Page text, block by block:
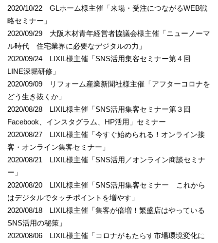
2020/10/22 GLホーム様主催「来場・受注につながるWEB戦
略セミナー」
2020/09/29 大阪木材青年経営者協議会様主催「ニューノーマ
ル時代 住宅業界に必要なデジタルの力」
2020/09/24 LIXIL様主催「SNS活用集客セミナー第４回
LINE深堀研修」
2020/09/09 リフォーム産業新聞社様主催「アフターコロナを
どう生き抜くか」
2020/08/28 LIXIL様主催「SNS活用集客セミナー第３回
Facebook、インスタグラム、HP活用」セミナー
2020/08/27 LIXIL様主催「今すぐ始められる！オンライン接
客・オンライン集客セミナー」
2020/08/21 LIXIL様主催「SNS活用／オンライン商談セミナ
ー」
2020/08/20 LIXIL様主催「SNS活用集客セミナー これから
はデジタルでタッチポイントを増やす」
2020/08/18 LIXIL様主催「集客が倍増！繁盛店はやっている
SNS活用の秘策」
2020/08/06 LIXIL様主催「コロナがもたらす市場環境変化に